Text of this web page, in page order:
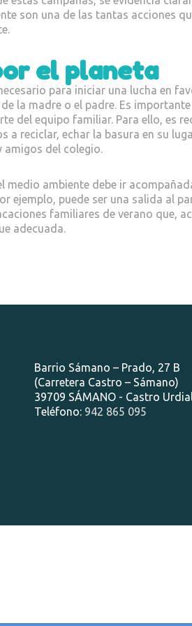
son una de las tantas acciones
el planeta
para iniciar una lucha en
la madre o el padre. Es
del equipo familiar. Para ello, es
reciclar, echar la basura en su
amigos del colegio.
medio ambiente debe ir
ejemplo, puede ser una salida al
familiares de verano que,
adecuada.
Barrio Sámano – Prado, 27 B
(Carretera Castro – Sámano)
39709 SÁMANO - Castro
Teléfono: 942 865 095